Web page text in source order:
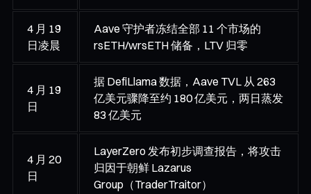
4 月 19
日凌晨
Aave 守护者冻结全部 11 个市场的
rsETH/wrsETH 储备，LTV 归零
4 月 19
日
据 DefiLlama 数据，Aave TVL 从 263
亿美元骤降至约 180 亿美元，两日蒸发
83 亿美元
4 月 20
日
LayerZero 发布初步调查报告，将攻击
归因于朝鲜 Lazarus
Group（TraderTraitor）